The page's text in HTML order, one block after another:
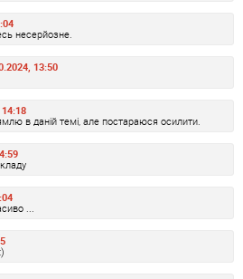
несерйозне.
13:50
в даній темі, але постараюся осилити.
...